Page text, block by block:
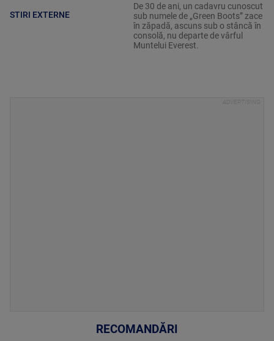
STIRI EXTERNE
De 30 de ani, un cadavru cunoscut
sub numele de „Green Boots” zace
în zăpadă, ascuns sub o stâncă în
consolă, nu departe de vârful
Muntelui Everest.
RECOMANDĂRI